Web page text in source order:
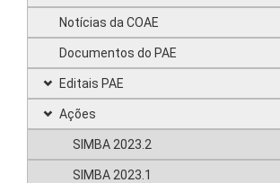
Notícias da COAE
Documentos do PAE
Editais PAE
Ações
SIMBA 2023.2
SIMBA 2023.1